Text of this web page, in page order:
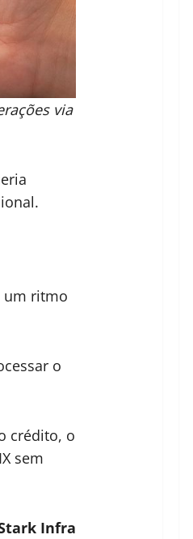
via
um ritmo
o
crédito, o
sem
Infra